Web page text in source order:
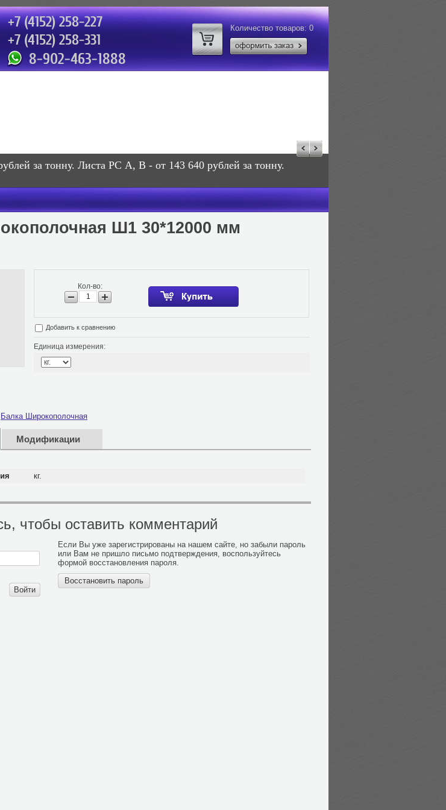
за тонну. Листа РС А, В - от 143 640 рублей за тонну.
+7 (4152) 258-227
+7 (4152) 258-331
сотовый: 471-888
8-902-463-1888
Количество товаров:0
Ш1 30*12000 мм
Кол-во:
Добавить к сравнению
Единица измерения:
Балка Широкополочная
Модификации
кг.
чтобы оставить комментарий
Войти
Если Вы уже зарегистрированы на нашем сайте, но забыли пароль
или Вам не пришло письмо подтверждения, воспользуйтесь
формой восстановления пароля.
Восстановить пароль